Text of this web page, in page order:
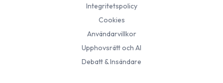
Integritetspolicy
Cookies
Användarvillkor
Upphovsrätt och AI
Debatt & Insändare